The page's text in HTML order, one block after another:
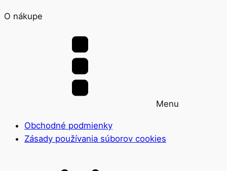
O nákupe
Menu
Obchodné podmienky
Zásady používania súborov cookies